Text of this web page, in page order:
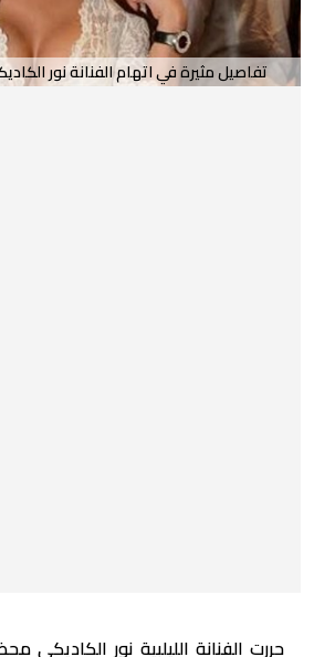
تفاصيل مثيرة في اتهام الفنانة نور
حررت الفنانة الليلبية نور